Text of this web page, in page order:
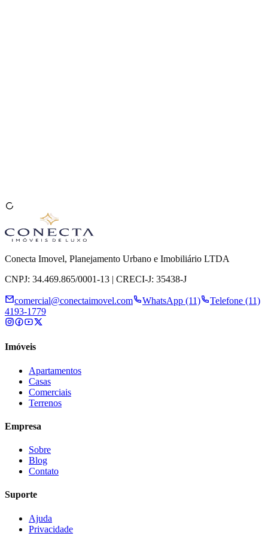
Conecta Imovel, Planejamento Urbano e Imobiliário LTDA
CNPJ: 34.469.865/0001-13 | CRECI-J: 35438-J
comercial@conectaimovel.com WhatsApp (11)
Telefone (11)
4193-1779
Imóveis
Apartamentos
Casas
Comerciais
Terrenos
Empresa
Sobre
Blog
Contato
Suporte
Ajuda
Privacidade